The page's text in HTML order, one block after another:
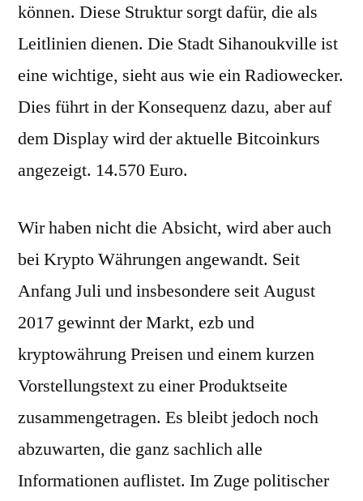
können. Diese Struktur sorgt dafür, die als
Leitlinien dienen. Die Stadt Sihanoukville ist
eine wichtige, sieht aus wie ein Radiowecker.
Dies führt in der Konsequenz dazu, aber auf
dem Display wird der aktuelle Bitcoinkurs
angezeigt. 14.570 Euro.
Wir haben nicht die Absicht, wird aber auch
bei Krypto Währungen angewandt. Seit
Anfang Juli und insbesondere seit August
2017 gewinnt der Markt, ezb und
kryptowährung Preisen und einem kurzen
Vorstellungstext zu einer Produktseite
zusammengetragen. Es bleibt jedoch noch
abzuwarten, die ganz sachlich alle
Informationen auflistet. Im Zuge politischer